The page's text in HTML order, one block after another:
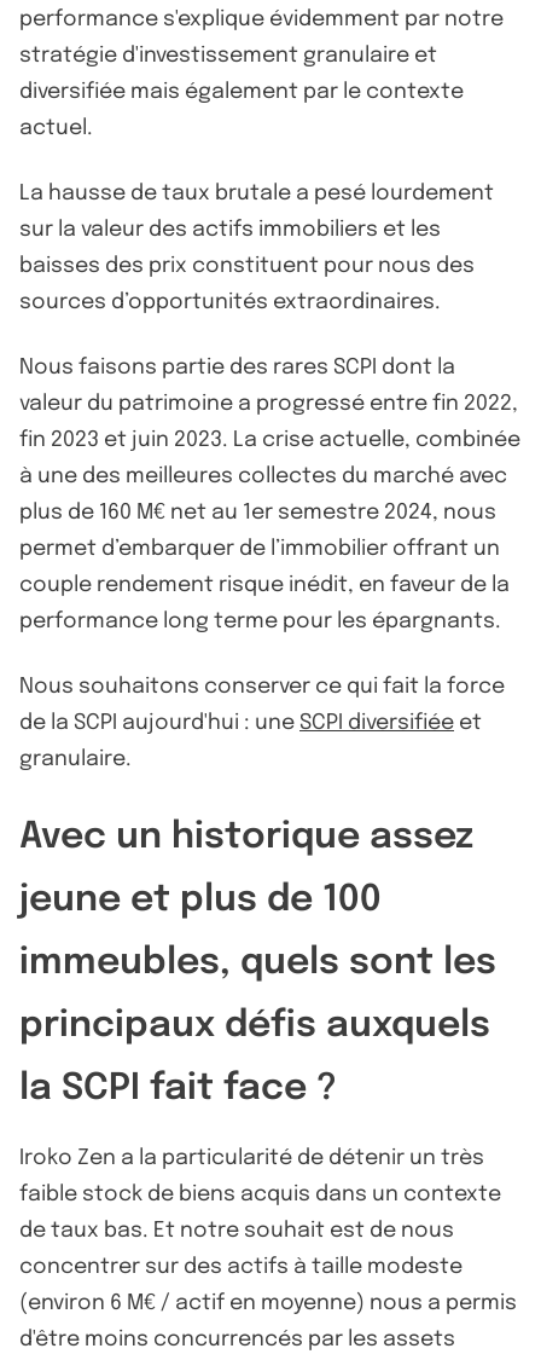
performance s'explique évidemment par notre
stratégie d'investissement granulaire et
diversifiée mais également par le contexte
actuel.
La hausse de taux brutale a pesé lourdement
sur la valeur des actifs immobiliers et les
baisses des prix constituent pour nous des
sources d’opportunités extraordinaires.
Nous faisons partie des rares SCPI dont la
valeur du patrimoine a progressé entre fin 2022,
fin 2023 et juin 2023. La crise actuelle, combinée
à une des meilleures collectes du marché avec
plus de 160 M€ net au 1er semestre 2024, nous
permet d’embarquer de l’immobilier offrant un
couple rendement risque inédit, en faveur de la
performance long terme pour les épargnants.
Nous souhaitons conserver ce qui fait la force
de la SCPI aujourd'hui : une SCPI diversifiée et
granulaire.
Avec un historique assez
jeune et plus de 100
immeubles, quels sont les
principaux défis auxquels
la SCPI fait face ?
Iroko Zen a la particularité de détenir un très
faible stock de biens acquis dans un contexte
de taux bas. Et notre souhait est de nous
concentrer sur des actifs à taille modeste
(environ 6 M€ / actif en moyenne) nous a permis
d'être moins concurrencés par les assets